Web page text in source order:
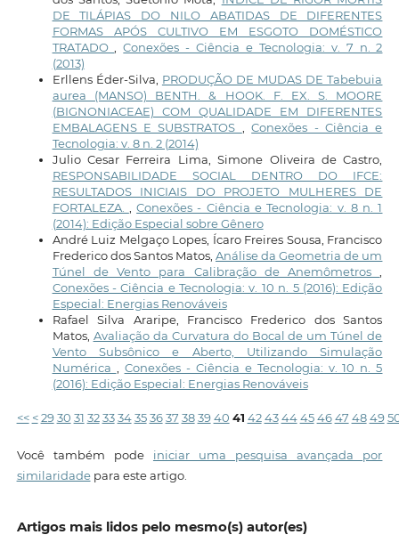
DE TILÁPIAS DO NILO ABATIDAS DE DIFERENTES
FORMAS APÓS CULTIVO EM ESGOTO DOMÉSTICO
TRATADO
,Conexões - Ciência e Tecnologia: v. 7 n. 2
(2013)
Erllens Éder-Silva, PRODUÇÃO DE MUDAS DE Tabebuia
aurea (MANSO) BENTH. & HOOK. F. EX. S. MOORE
(BIGNONIACEAE) COM QUALIDADE EM DIFERENTES
EMBALAGENS E SUBSTRATOS
,Conexões - Ciência e
Tecnologia: v. 8 n. 2 (2014)
Julio Cesar Ferreira Lima, Simone Oliveira de Castro,
RESPONSABILIDADE SOCIAL DENTRO DO IFCE:
RESULTADOS INICIAIS DO PROJETO MULHERES DE
FORTALEZA.
,Conexões - Ciência e Tecnologia: v. 8 n. 1
(2014): Edição Especial sobre Gênero
André Luiz Melgaço Lopes, Ícaro Freires Sousa, Francisco
Frederico dos Santos Matos, Análise da Geometria de um
Túnel de Vento para Calibração de Anemômetros
Conexões - Ciência e Tecnologia: v. 10 n. 5 (2016): Edição
Especial: Energias Renováveis
Rafael Silva Araripe, Francisco Frederico dos Santos
Matos, Avaliação da Curvatura do Bocal de um Túnel de
Vento Subsônico e Aberto, Utilizando Simulação
Numérica
Conexões - Ciência e Tecnologia: v. 10 n. 5
(2016): Edição Especial: Energias Renováveis
<< < 29 30 31 32 33 34 35 36 37 38 39 40 41 42 43 44 45 46 47 48 49
Você também pode iniciar uma pesquisa avançada por
similaridadepara este artigo.
Artigos mais lidos pelo mesmo(s) autor(es)